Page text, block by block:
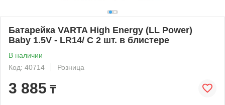
Батарейка VARTA High Energy (LL Power)
Baby 1.5V - LR14/ C 2 шт. в блистере
В наличии
Код: 40714
Розница
3 885 ₸